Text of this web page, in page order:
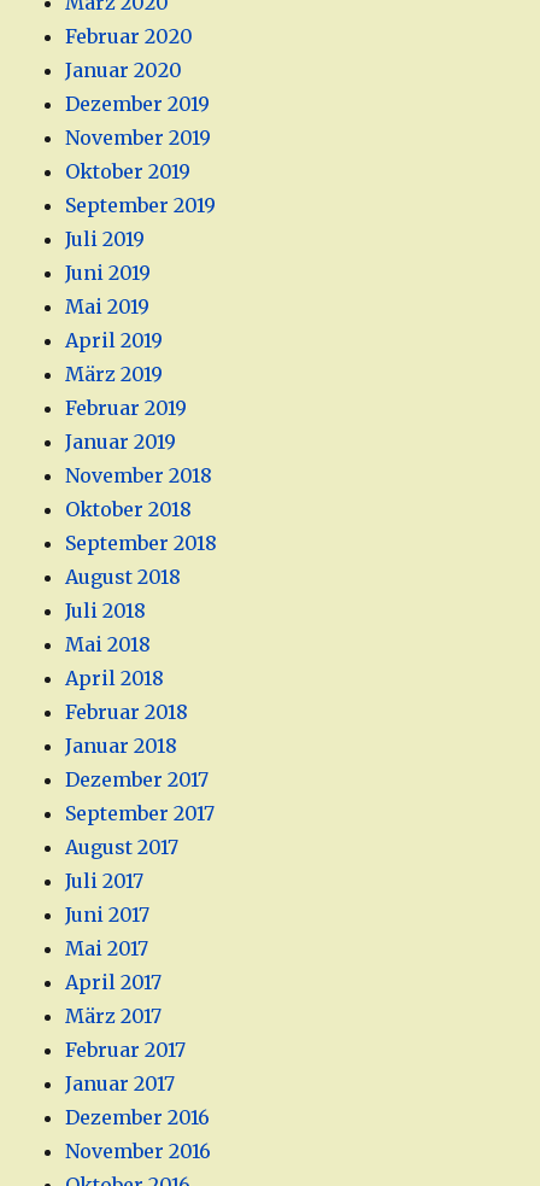
Februar 2020
Januar 2020
Dezember 2019
November 2019
Oktober 2019
September 2019
Juli 2019
Juni 2019
Mai 2019
April 2019
März 2019
Februar 2019
Januar 2019
November 2018
Oktober 2018
September 2018
August 2018
Juli 2018
Mai 2018
April 2018
Februar 2018
Januar 2018
Dezember 2017
September 2017
August 2017
Juli 2017
Juni 2017
Mai 2017
April 2017
März 2017
Februar 2017
Januar 2017
Dezember 2016
November 2016